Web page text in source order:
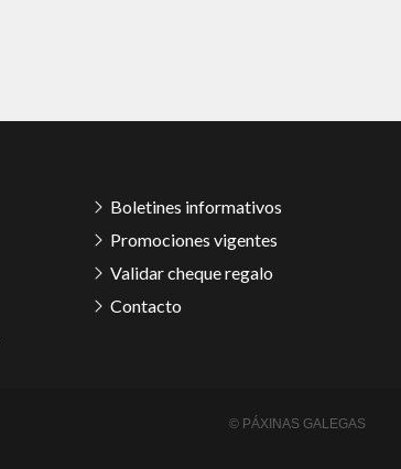
Boletines informativos
Promociones vigentes
Validar cheque regalo
Contacto
© PÁXINAS GALEGAS